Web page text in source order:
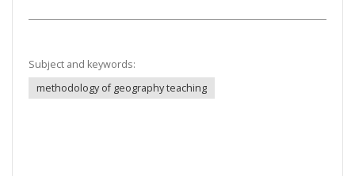
Subject and keywords:
methodology of geography teaching